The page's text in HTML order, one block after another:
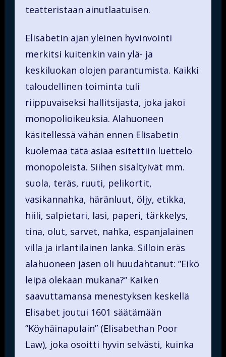
teatteristaan ainutlaatuisen.
Elisabetin ajan yleinen hyvinvointi
merkitsi kuitenkin vain ylä- ja
keskiluokan olojen parantumista. Kaikki
taloudellinen toiminta tuli
riippuvaiseksi hallitsijasta, joka jakoi
monopolioikeuksia. Alahuoneen
käsitellessä vähän ennen Elisabetin
kuolemaa tätä asiaa esitettiin luettelo
monopoleista. Siihen sisältyivät mm.
suola, teräs, ruuti, pelikortit,
vasikannahka, häränluut, öljy, etikka,
hiili, salpietari, lasi, paperi, tärkkelys,
tina, olut, sarvet, nahka, espanjalainen
villa ja irlantilainen lanka. Silloin eräs
alahuoneen jäsen oli huudahtanut: ”Eikö
leipä olekaan mukana?” Kaiken
saavuttamansa menestyksen keskellä
Elisabet joutui 1601 säätämään
”Köyhäinapulain” (Elisabethan Poor
Law), joka osoitti hyvin selvästi, kuinka